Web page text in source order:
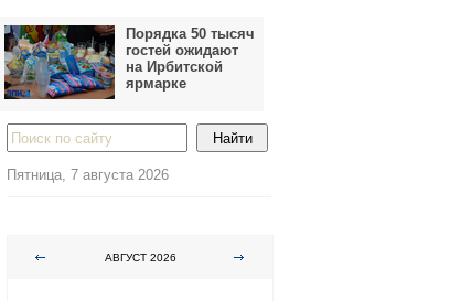
Порядка 50 тысяч
гостей ожидают
на Ирбитской
ярмарке
Пятница, 7 августа 2026
АВГУСТ 2026